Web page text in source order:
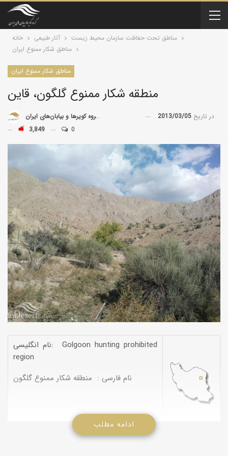
خانه آثار طبیعی
مناطق تحت حفاظت سازمان محیط زیست
مناطق شکار ممنوع ایران
مناطق شکار ممنوع ایران
منطقه شکار ممنوع گلگون، قاین
توسط گروه کویرها و بیابان‌های ایران در تاریخ 2013/03/05
3,849
0
نام انگلیسی: Golgoon hunting prohibited
region
نام فارسی : منطقه شکار ممنوع گلگون
ادامه مطلب